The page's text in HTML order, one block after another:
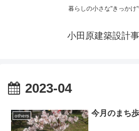
暮らしの小さな"きっかけ"
小田原建築設計
2023-04
others 今月のまち